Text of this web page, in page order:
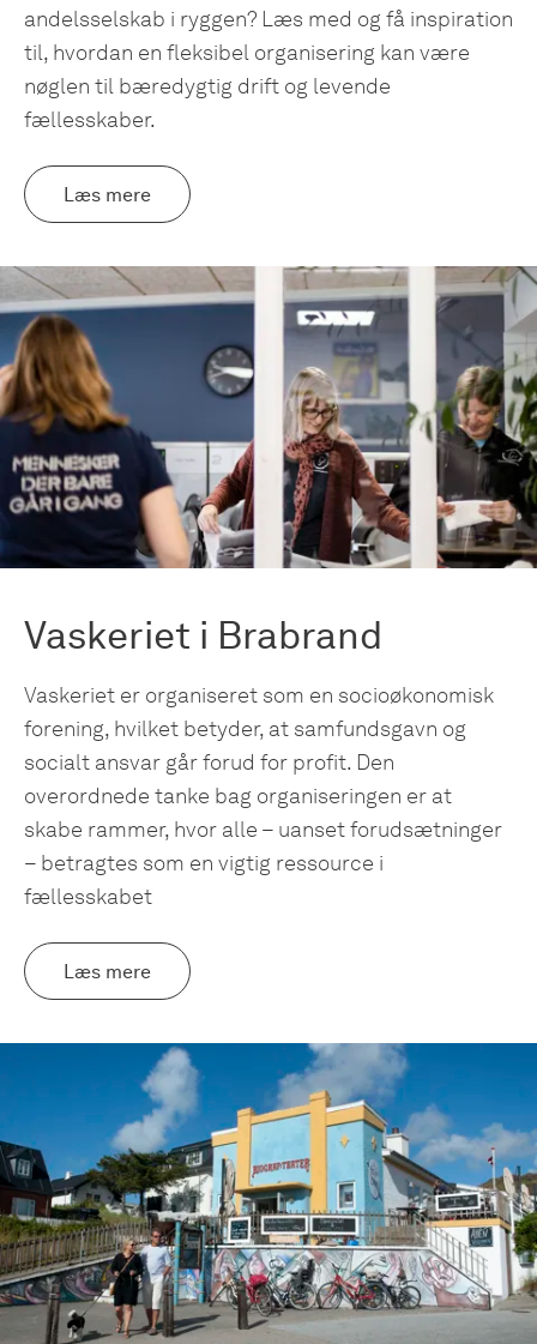
andelsselskab i ryggen? Læs med og få inspiration
til, hvordan en fleksibel organisering kan være
nøglen til bæredygtig drift og levende
fællesskaber.
Læs mere
Vaskeriet i Brabrand
Vaskeriet er organiseret som en socioøkonomisk
forening, hvilket betyder, at samfundsgavn og
socialt ansvar går forud for profit. Den
overordnede tanke bag organiseringen er at
skabe rammer, hvor alle – uanset forudsætninger
– betragtes som en vigtig ressource i
fællesskabet
Læs mere